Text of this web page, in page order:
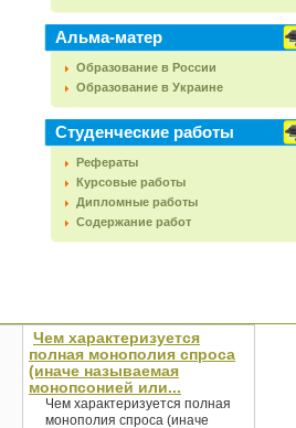
Альма-матер
Образование в России
Образование в Украине
Студенческие работы
Рефераты
Курсовые работы
Дипломные работы
Содержание работ
Чем характеризуется
полная монополия спроса
(иначе называемая
монопсонией или...
Чем характеризуется полная
монополия спроса (иначе